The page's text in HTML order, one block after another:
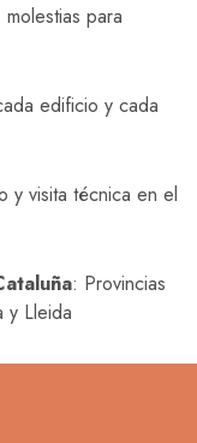
para
edificio y cada
y visita técnica en el
: Provincias
y Lleida